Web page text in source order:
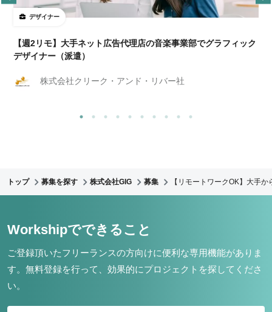
デザイナー
【週2リモ】大手ネット広告代理店の音楽事業部でグラフィック
デザイナー（派遣）
株式会社クリーク・アンド・リバー社
トップ 募集を探す 株式会社GIG 募集 【リモートワークOK】大手
Workshipでできること
ご登録頂いたフリーランスの方向けに便利な専用機能がありま
す。 無料登録を行って、効果的にプロジェクトを探してくださ
い。